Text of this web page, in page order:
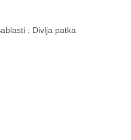
; Divlja patka